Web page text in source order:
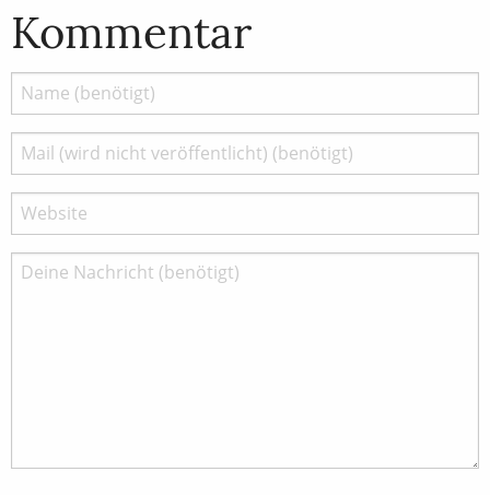
Kommentar